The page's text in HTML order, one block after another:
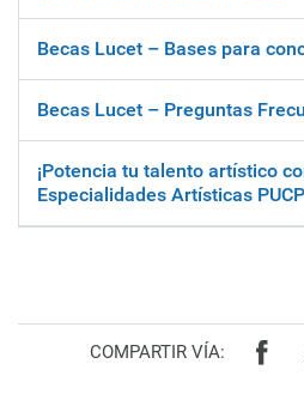
Becas Lucet – Bases para
Becas Lucet – Preguntas
¡Potencia tu talento artístico
Especialidades Artísticas
COMPARTIR VÍA: